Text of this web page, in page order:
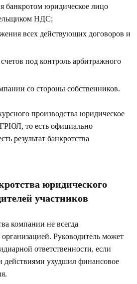
банкротом юридическое лицо
НДС;
всех действующих договоров и
под контроль арбитражного
со стороны собственников.
производства юридическое
то есть официально
результат банкротства
юридического
участников
компании не всегда
Руководитель может
ответственности, если
действиями ухудшил финансовое